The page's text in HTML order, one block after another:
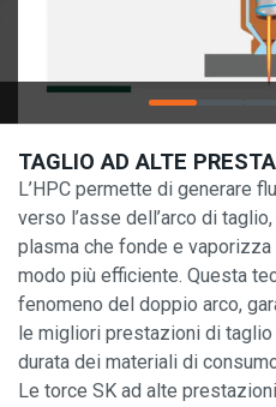
TAGLIO AD ALTE
L’HPC permette di generare
verso l’asse dell’arco di
plasma che fonde e
modo più efficiente. Questa
fenomeno del doppio arco,
le migliori prestazioni di
durata dei materiali di
Le torce SK ad alte